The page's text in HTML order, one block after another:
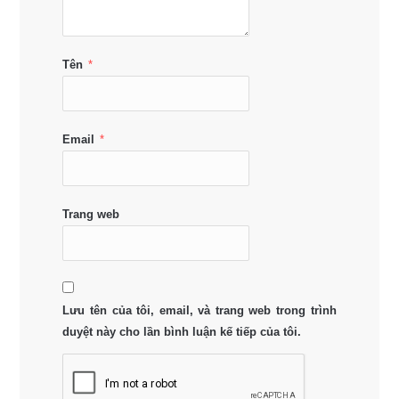
Tên *
Email *
Trang web
Lưu tên của tôi, email, và trang web trong trình
duyệt này cho lần bình luận kế tiếp của tôi.